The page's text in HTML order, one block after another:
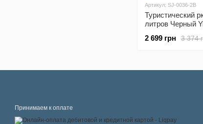
Артикул: SJ-0036-2B
Туристический
литров Черный
3 374
2 699 грн
Принимаем к оплате